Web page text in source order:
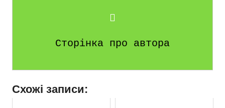
Сторінка про автора
Схожі записи: